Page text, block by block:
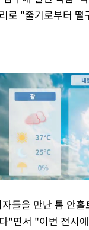
로 "줄기로부터
들을 만난 톰 안
"면서 "이번 전시